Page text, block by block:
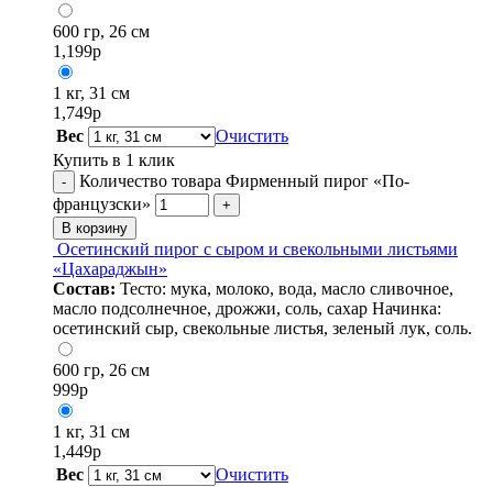
600 гр, 26 см
1,199р
1 кг, 31 см
1,749р
Вес
Очистить
Купить в 1 клик
-
Количество товара Фирменный пирог «По-
французски»
+
В корзину
Осетинский пирог с сыром и свекольными листьями
«Цахараджын»
Состав: Тесто: мука, молоко, вода, масло сливочное,
масло подсолнечное, дрожжи, соль, сахар Начинка:
осетинский сыр, свекольные листья, зеленый лук, соль.
600 гр, 26 см
999р
1 кг, 31 см
1,449р
Вес
Очистить